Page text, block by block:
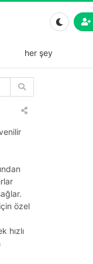
her şey
özel
hızlı